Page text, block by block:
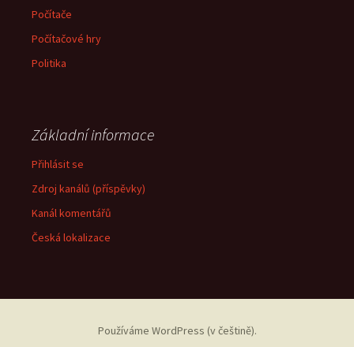
Počítače
Počítačové hry
Politika
Základní informace
Přihlásit se
Zdroj kanálů (příspěvky)
Kanál komentářů
Česká lokalizace
Používáme WordPress (v češtině).